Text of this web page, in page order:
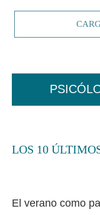
LOS 10
El verano como